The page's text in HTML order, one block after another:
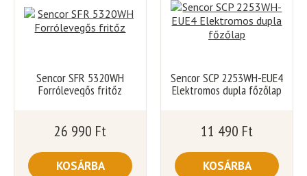
Sencor SFR 5320WH
Forrólevegős fritőz
26 990 Ft
KOSÁRBA
Sencor SCP 2253WH-EUE4
Elektromos dupla főzőlap
11 490 Ft
KOSÁRBA